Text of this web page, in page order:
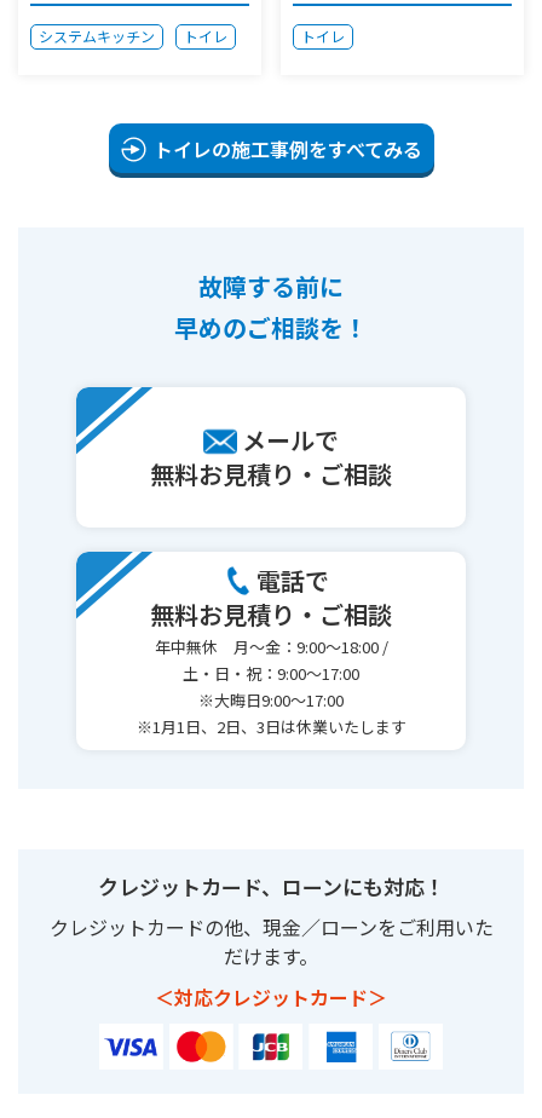
システムキッチン トイレ トイレ
トイレの施工事例をすべてみる
故障する前に
早めのご相談を！
メールで
無料お見積り・ご相談
電話で
無料お見積り・ご相談
年中無休 月～金：9:00～18:00 /
土・日・祝：9:00～17:00
※大晦日9:00～17:00
※1月1日、2日、3日は休業いたします
クレジットカード、ローンにも対応！
クレジットカードの他、現金／ローンをご利用いた
だけます。
＜対応クレジットカード＞